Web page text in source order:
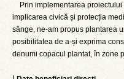
Prin implementarea proiectului
implicarea civică și protecția
sânge, ne-am propus plantarea
posibilitatea de a-și exprima
denumi copacul plantat, în zone